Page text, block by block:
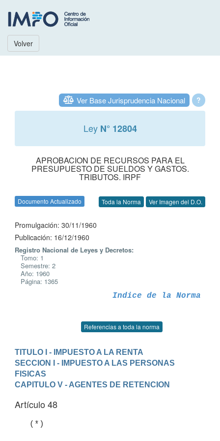
Volver
?
Ver Base Jurisprudencia Nacional
Ley N° 12804
APROBACION DE RECURSOS PARA EL
PRESUPUESTO DE SUELDOS Y GASTOS.
TRIBUTOS. IRPF
Documento Actualizado Toda la Norma Ver Imagen del D.O.
Promulgación: 30/11/1960
Publicación: 16/12/1960
Registro Nacional de Leyes y Decretos:
Tomo: 1
Semestre: 2
Año: 1960
Página: 1365
Indice de la Norma
Referencias a toda la norma
TITULO I - IMPUESTO A LA RENTA
SECCION I - IMPUESTO A LAS PERSONAS
FISICAS
CAPITULO V - AGENTES DE RETENCION
Artículo 48
   (*)